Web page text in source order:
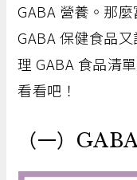
GABA 營養。那
GABA 保健食品
理 GABA 食品清
看看吧！
（一）